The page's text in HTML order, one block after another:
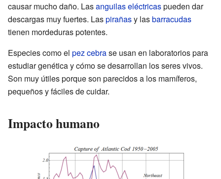
causar mucho daño. Lasanguilas eléctricaspueden dar
descargas muy fuertes. Laspirañasy lasbarracudas
tienen mordeduras potentes.
Especies como el pez cebrase usan en laboratorios para
estudiar genética y cómo se desarrollan los seres vivos.
Son muy útiles porque son parecidos a los mamíferos,
pequeños y fáciles de cuidar.
Impacto humano